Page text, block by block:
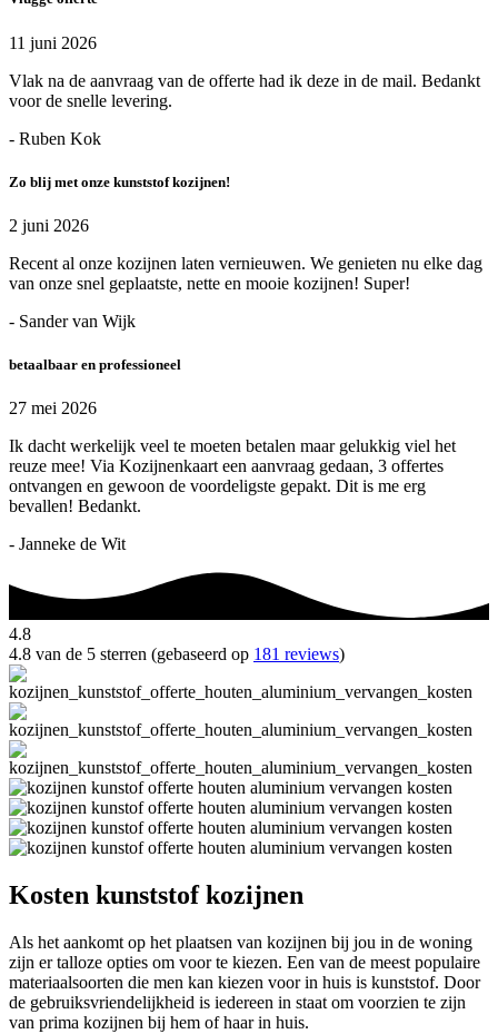
11 juni 2026
Vlak na de aanvraag van de offerte had ik deze in de mail. Bedankt
voor de snelle levering.
- Ruben Kok
Zo blij met onze kunststof kozijnen!
2 juni 2026
Recent al onze kozijnen laten vernieuwen. We genieten nu elke dag
van onze snel geplaatste, nette en mooie kozijnen! Super!
- Sander van Wijk
betaalbaar en professioneel
27 mei 2026
Ik dacht werkelijk veel te moeten betalen maar gelukkig viel het
reuze mee! Via Kozijnenkaart een aanvraag gedaan, 3 offertes
ontvangen en gewoon de voordeligste gepakt. Dit is me erg
bevallen! Bedankt.
- Janneke de Wit
4.8
4.8 van de 5 sterren (gebaseerd op 181 reviews)
Kosten kunststof kozijnen
Als het aankomt op het plaatsen van kozijnen bij jou in de woning
zijn er talloze opties om voor te kiezen. Een van de meest populaire
materiaalsoorten die men kan kiezen voor in huis is kunststof. Door
de gebruiksvriendelijkheid is iedereen in staat om voorzien te zijn
van prima kozijnen bij hem of haar in huis.